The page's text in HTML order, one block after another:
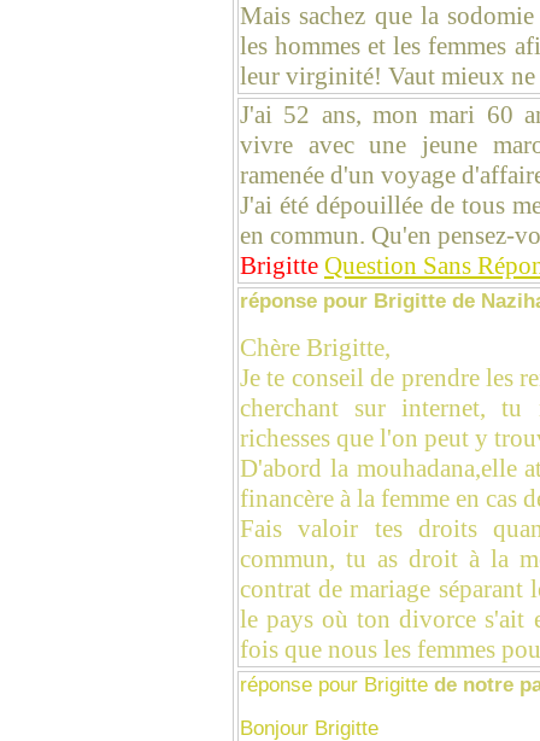
Mais sachez que la
les hommes et les femmes
leur virginité! Vaut mieux ne
J'ai 52 ans, mon mari 60
vivre avec une jeune
ramenée d'un voyage
J'ai été dépouillée de tous
en commun. Qu'en pensez-
Brigitte Question Sans
réponse pour Brigitte de
Chère Brigitte,
Je te conseil de prendre les
cherchant sur internet,
richesses que l'on peut y
D'abord la mouhadana,elle
financère à la femme en cas
Fais valoir tes droits
commun, tu as droit à la
contrat de mariage séparant
le pays où ton divorce s'ait
fois que nous les femmes
réponse pour Brigitte de notre
Bonjour Brigitte